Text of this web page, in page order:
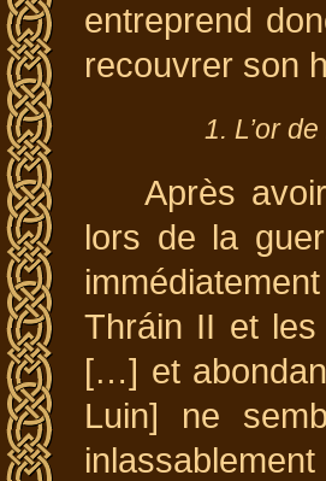
entreprend
recouvrer son
1. L’or
Après
lors de la
Thráin II et
[…] et
Luin] ne